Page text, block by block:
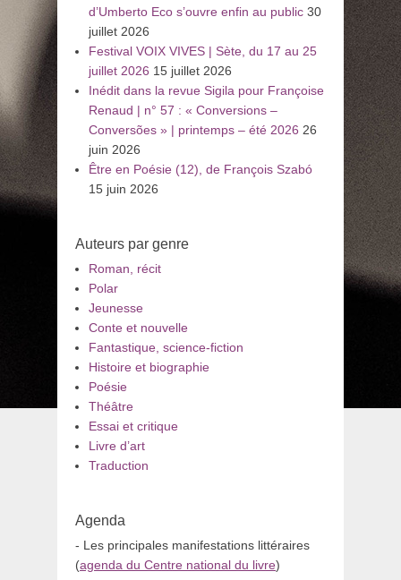
d’Umberto Eco s’ouvre enfin au public 30
juillet 2026
Festival VOIX VIVES | Sète, du 17 au 25
juillet 2026 15 juillet 2026
Inédit dans la revue Sigila pour Françoise
Renaud | n° 57 : « Conversions –
Conversões » | printemps – été 2026 26
juin 2026
Être en Poésie (12), de François Szabó
15 juin 2026
Auteurs par genre
Roman, récit
Polar
Jeunesse
Conte et nouvelle
Fantastique, science-fiction
Histoire et biographie
Poésie
Théâtre
Essai et critique
Livre d’art
Traduction
Agenda
- Les principales manifestations littéraires
(agenda du Centre national du livre)